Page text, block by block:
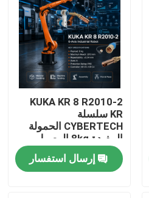
KUKA KR 8 R2010-2
KR سلسلة
CYBERTECH الحمولة
المفيدة 8kg الوصول
2013mm 6 محور روبوت
صناعي TBi RM2 روبوت
مصابيح لحام
إرسال استفسار